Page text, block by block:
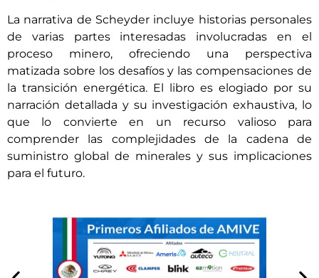
La narrativa de Scheyder incluye historias personales
de varias partes interesadas involucradas en el
proceso minero, ofreciendo una perspectiva
matizada sobre los desafíos y las compensaciones de
la transición energética. El libro es elogiado por su
narración detallada y su investigación exhaustiva, lo
que lo convierte en un recurso valioso para
comprender las complejidades de la cadena de
suministro global de minerales y sus implicaciones
para el futuro.